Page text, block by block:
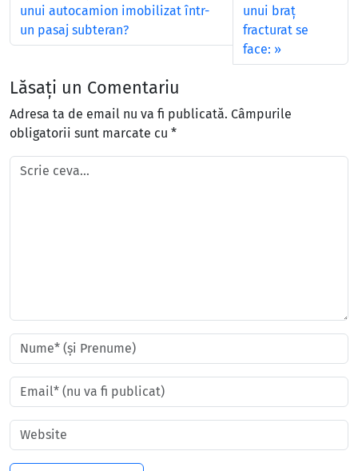
unui autocamion imobilizat într-
un pasaj subteran?
unui braţ
fracturat se
face:
Lăsați un Comentariu
Adresa ta de email nu va fi publicată. Câmpurile
obligatorii sunt marcate cu *